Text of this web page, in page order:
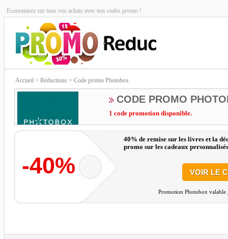
Economisez sur tous vos achats avec nos codes promo !
Accueil > Réductions > Code promo Photobox
CODE PROMO
1 code promotion disponible.
-40%
40% de remise sur les livres et la
promo sur les cadeaux
VOIR LE
Promotion Photobox valable